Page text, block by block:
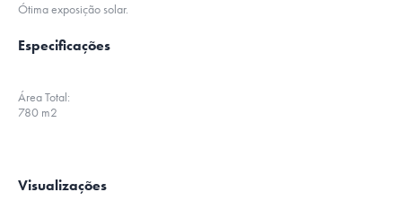
Ótima exposição solar.
Especificações
Área Total:
780 m2
Visualizações